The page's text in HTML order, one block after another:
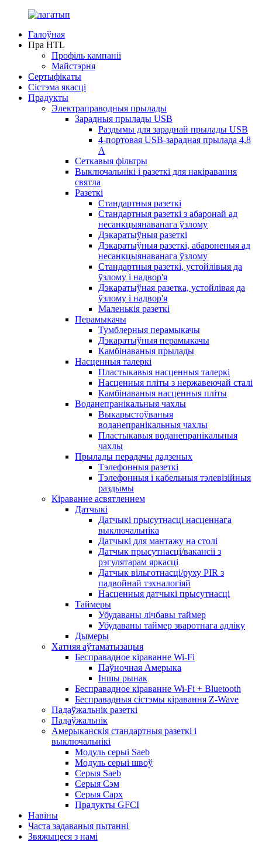
Галоўная
Пра HTL
Профіль кампаніі
Майстэрня
Сертыфікаты
Сістэма якасці
Прадукты
Электраправодныя прылады
Зарадныя прылады USB
Раздымы для зараднай прылады USB
4-портовая USB-зарадная прылада 4,8
А
Сеткавыя фільтры
Выключальнікі і разеткі для накіравання
святла
Разеткі
Стандартныя разеткі
Стандартныя разеткі з абаронай ад
несанкцыянаванага ўзлому
Дэкаратыўныя разеткі
Дэкаратыўныя разеткі, абароненыя ад
несанкцыянаванага ўзлому
Стандартныя разеткі, устойлівыя да
ўзлому і надвор'я
Дэкаратыўная разетка, устойлівая да
ўзлому і надвор'я
Маленькія разеткі
Перамыкачы
Тумблерныя перамыкачы
Дэкаратыўныя перамыкачы
Камбінаваныя прылады
Насценныя талеркі
Пластыкавыя насценныя талеркі
Насценныя пліты з нержавеючай сталі
Камбінаваныя насценныя пліты
Воданепранікальныя чахлы
Выкарыстоўваныя
воданепранікальныя чахлы
Пластыкавыя воданепранікальныя
чахлы
Прылады перадачы дадзеных
Тэлефонныя разеткі
Тэлефонныя і кабельныя тэлевізійныя
раздымы
Кіраванне асвятленнем
Датчыкі
Датчыкі прысутнасці насценнага
выключальніка
Датчыкі для мантажу на столі
Датчык прысутнасці/вакансіі з
рэгулятарам яркасці
Датчык вільготнасці/руху PIR з
падвойнай тэхналогіяй
Насценныя датчыкі прысутнасці
Таймеры
Убудаваны лічбавы таймер
Убудаваны таймер зваротнага адліку
Дымеры
Хатняя аўтаматызацыя
Бесправадное кіраванне Wi-Fi
Паўночная Амерыка
Іншы рынак
Бесправадное кіраванне Wi-Fi + Bluetooth
Бесправадныя сістэмы кіравання Z-Wave
Падаўжальнік разеткі
Падаўжальнік
Амерыканскія стандартныя разеткі і
выключальнікі
Модуль серыі Saeb
Модуль серыі швоў
Серыя Saeb
Серыя Сэм
Серыя Сарх
Прадукты GFCI
Навіны
Часта задаваныя пытанні
Звяжыцеся з намі